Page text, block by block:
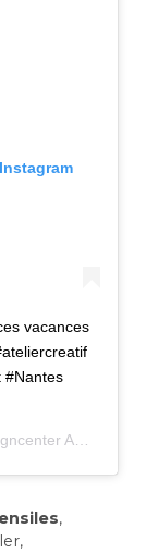
vacances
#Nantes
Amandine Sourisse – eulexis.fr
,